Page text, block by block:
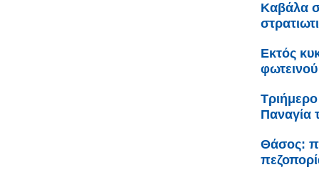
Καβάλα
Εκτός
Παναγία
Θάσος: